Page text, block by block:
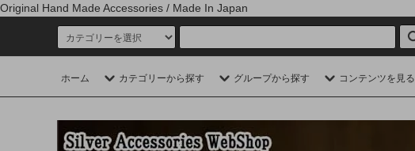
Original Hand Made Accessories / Made In Japan
ホーム カテゴリーから探す グループから探す コンテンツを見る